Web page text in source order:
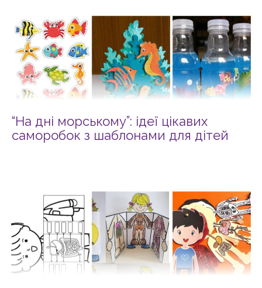
“На дні морському”: ідеї цікавих
саморобок з шаблонами для дітей